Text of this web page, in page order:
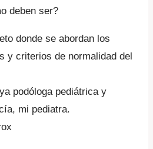
deben ser?
donde se abordan los
y criterios de normalidad del
podóloga pediátrica y
mi pediatra.